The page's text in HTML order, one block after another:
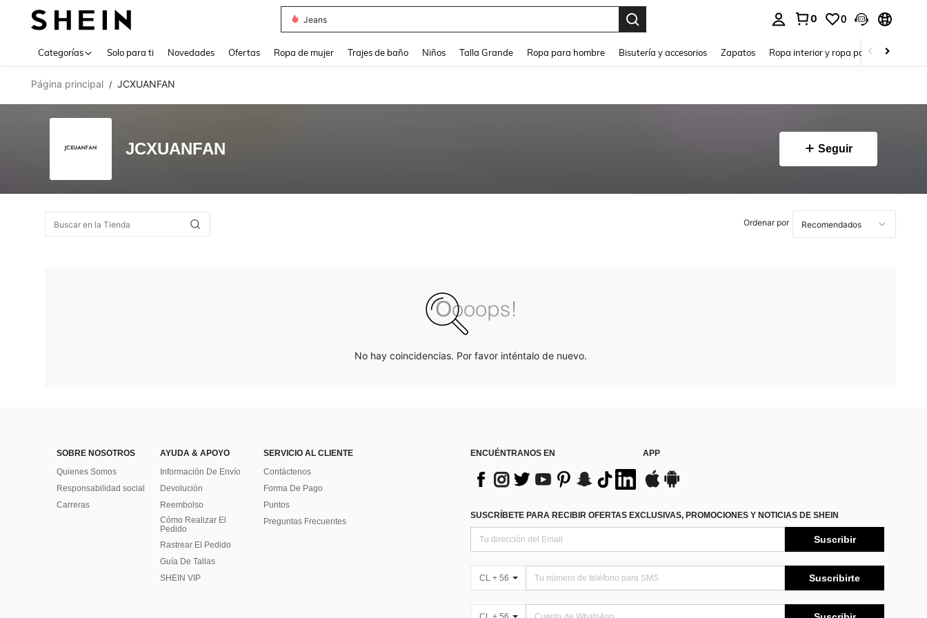
Jeans
0 0
Categorías Solo para ti Novedades Ofertas Ropa de mujer Trajes de baño Niños Talla Grande Ropa para hombre Bisutería y accesorios Zapatos Ropa interior y ropa para dormir
Página principal / JCXUANFAN
JCXUANFAN Seguir
Ordenar por
No hay coincidencias. Por favor inténtalo de nuevo.
SOBRE NOSOTROS
Quienes Somos
Responsabilidad social
Carreras
AYUDA & APOYO
Información De Envío
Devolución
Reembolso
Cómo Realizar El
Pedido
Rastrear El Pedido
Guía De Tallas
SHEIN VIP
SERVICIO AL CLIENTE
Contáctenos
Forma De Pago
Puntos
Preguntas Frecuentes
ENCUÉNTRANOS EN APP
SUSCRÍBETE PARA RECIBIR OFERTAS EXCLUSIVAS, PROMOCIONES Y NOTICIAS DE SHEIN
Suscribir
CL + 56 Suscribirte